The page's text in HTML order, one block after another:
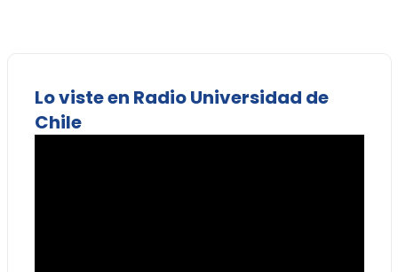
Lo viste en Radio Universidad de
Chile